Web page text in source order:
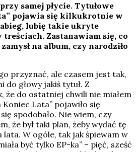
samej płycie. Tytułowe
pojawia się kilkukrotnie w
lubię takie ukryte
treściach. Zastanawiam się, co
na album, czy narodziło
przyznać, ale czasem jest tak,
głowy jakiś tytuł. Z
że do ostatniej chwili nie miałem
Lata” pojawiło się
spodobało. Nie wiem, czy
że był taki plan, żeby wydać tę
lata. W ogóle, tak jak śpiewam w
być tylko EP-ka” – pięć, sześć